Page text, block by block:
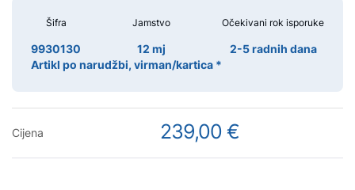
Šifra
9930130
Jamstvo
12 mj
Očekivani rok isporuke
2-5 radnih dana
Artikl po narudžbi, virman/kartica *
Cijena 239,00 €